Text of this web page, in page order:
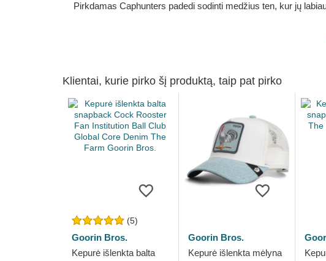
Pirkdamas Caphunters padedi sodinti medžius ten, kur jų
Klientai, kurie pirko šį produktą, taip pat pirko
(5)
Goorin Bros.
Kepurė išlenkta balta
Goorin Bros.
Kepurė išlenkta mėlyna